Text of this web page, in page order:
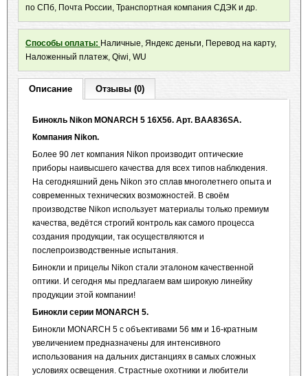
по СПб, Почта России, Транспортная компания СДЭК и др.
Способы оплаты: Наличные, Яндекс деньги, Перевод на карту,
Наложенный платеж, Qiwi, WU
Описание Отзывы (0)
Бинокль Nikon MONARCH 5 16X56. Арт. BAA836SA.
Компания Nikon.
Более 90 лет компания Nikon производит оптические
приборы наивысшего качества для всех типов наблюдения.
На сегодняшний день Nikon это сплав многолетнего опыта и
современных технических возможностей. В своём
производстве Nikon использует материалы только премиум
качества, ведётся строгий контроль как самого процесса
создания продукции, так осуществляются и
послепроизводственные испытания.
Бинокли и прицелы Nikon стали эталоном качественной
оптики. И сегодня мы предлагаем вам широкую линейку
продукции этой компании!
Бинокли серии MONARCH 5.
Бинокли MONARCH 5 с объективами 56 мм и 16-кратным
увеличением предназначены для интенсивного
использования на дальних дистанциях в самых сложных
условиях освещения. Страстные охотники и любители